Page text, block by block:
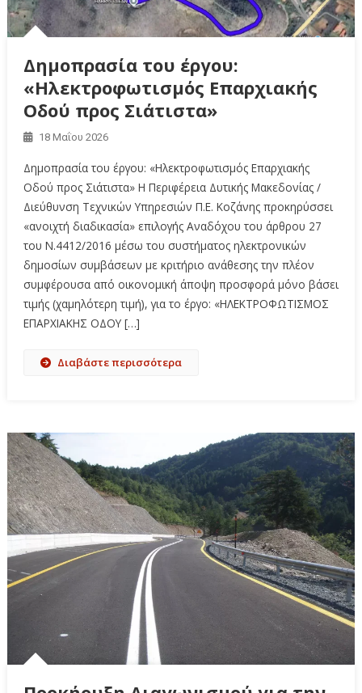
Δημοπρασία του έργου:
«Ηλεκτροφωτισμός Επαρχιακής
Οδού προς Σιάτιστα»
18 Μαΐου 2026
Δημοπρασία του έργου: «Ηλεκτροφωτισμός Επαρχιακής
Οδού προς Σιάτιστα» Η Περιφέρεια Δυτικής Μακεδονίας /
Διεύθυνση Τεχνικών Υπηρεσιών Π.Ε. Κοζάνης προκηρύσσει
«ανοιχτή διαδικασία» επιλογής Αναδόχου του άρθρου 27
του Ν.4412/2016 μέσω του συστήματος ηλεκτρονικών
δημοσίων συμβάσεων με κριτήριο ανάθεσης την πλέον
συμφέρουσα από οικονομική άποψη προσφορά μόνο βάσει
τιμής (χαμηλότερη τιμή), για το έργο: «ΗΛΕΚΤΡΟΦΩΤΙΣΜΟΣ
ΕΠΑΡΧΙΑΚΗΣ ΟΔΟΥ […]
Διαβάστε περισσότερα